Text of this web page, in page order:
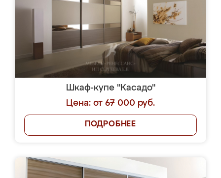
Шкаф-купе "Касадо"
Цена: от 67 000 руб.
ПОДРОБНЕЕ